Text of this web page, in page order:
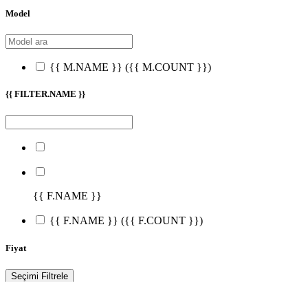
Model
{{ M.NAME }} ({{ M.COUNT }})
{{ FILTER.NAME }}
{{ F.NAME }}
{{ F.NAME }} ({{ F.COUNT }})
Fiyat
Seçimi Filtrele